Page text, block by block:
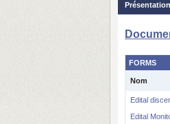
Présentation
FORMS
Nom
Edital
Edital